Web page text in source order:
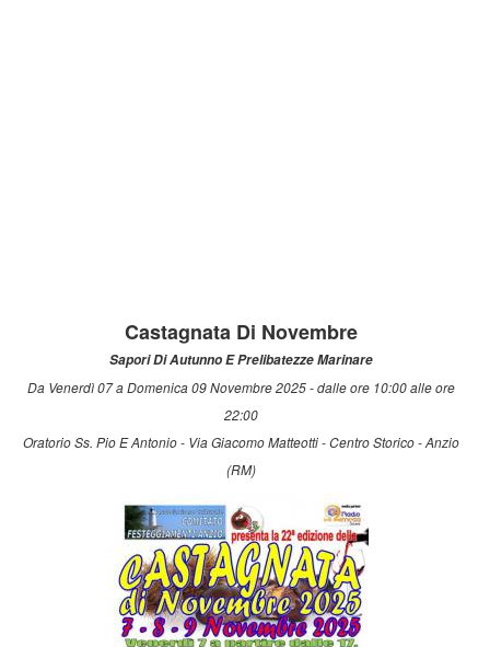
Castagnata Di Novembre
Sapori Di Autunno E Prelibatezze Marinare
Da Venerdì 07 a Domenica 09 Novembre 2025 - dalle ore 10:00 alle ore
22:00
Oratorio Ss. Pio E Antonio - Via Giacomo Matteotti - Centro Storico - Anzio
(RM)